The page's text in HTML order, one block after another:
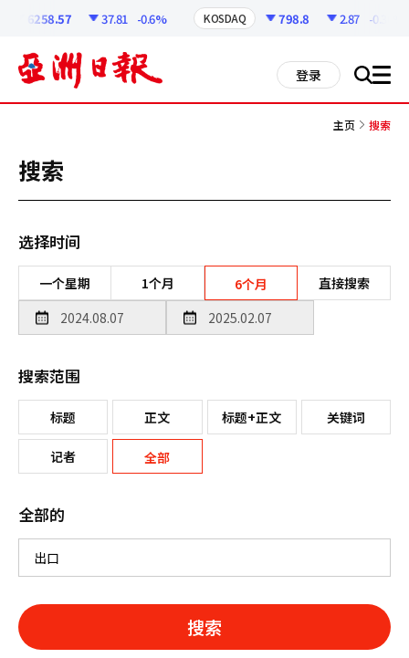
6258.57 37.81 -0.6% KOSDAQ 798.8 2.87 -0.36%
登录 搜 all
主页 搜索
搜索
选择时间
一个星期 1个月 6个月 直接搜索
搜索范围
标题 正文 标题+正文 关键词
记者 全部
全部的
搜索